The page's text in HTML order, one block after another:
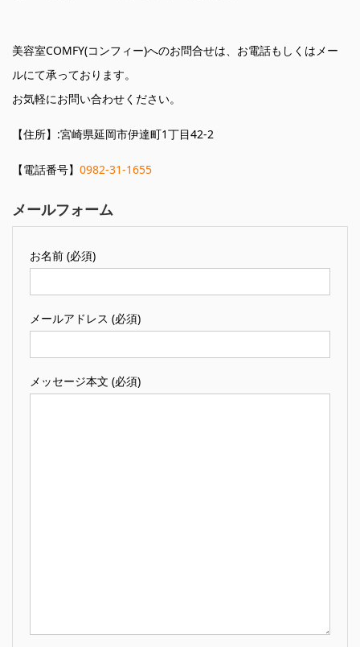
美容室COMFY(コンフィー)へのお問合せは、お電話もしくはメー
ルにて承っております。
お気軽にお問い合わせください。
【住所】:宮崎県延岡市伊達町1丁目42-2
【電話番号】 0982-31-1655
メールフォーム
お名前 (必須)
メールアドレス (必須)
メッセージ本文 (必須)